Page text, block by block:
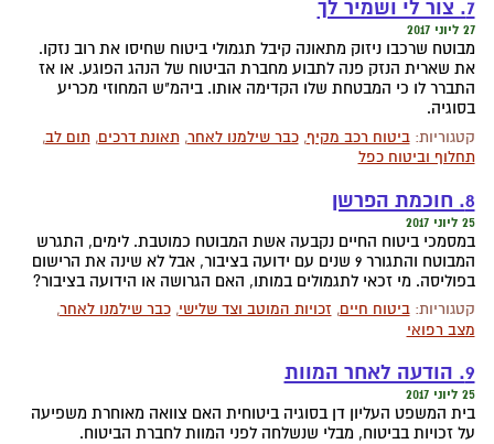
7. צור לי ושמיר לך
27 ליוני 2017
מבוטח שרכבו ניזוק מתאונה קיבל תגמולי ביטוח שחיסו את רוב נזקו.
את שארית הנזק פנה לתבוע מחברת הביטוח של הנהג הפוגע. או אז
התברר לו כי המבטחת שלו הקדימה אותו. ביהמ"ש המחוזי מכריע
בסוגיה.
קטגוריות:ביטוח רכב מקיף,כבר שילמנו לאחר,תאונת דרכים,תום לב,
תחלוף וביטוח כפל
8. חוכמת הפרשן
25 ליוני 2017
במסמכי ביטוח החיים נקבעה אשת המבוטח כמוטבת. לימים, התגרש
המבוטח והתגורר 9 שנים עם ידועה בציבור, אבל לא שינה את הרישום
בפוליסה. מי זכאי לתגמולים במותו, האם הגרושה או הידועה בציבור?
קטגוריות:ביטוח חיים, זכויות המוטב וצד שלישי,כבר שילמנו לאחר,
מצב רפואי
9. הודעה לאחר המוות
25 ליוני 2017
בית המשפט העליון דן בסוגיה ביטוחית האם צוואה מאוחרת משפיעה
על זכויות בביטוח, מבלי שנשלחה לפני המוות לחברת הביטוח.